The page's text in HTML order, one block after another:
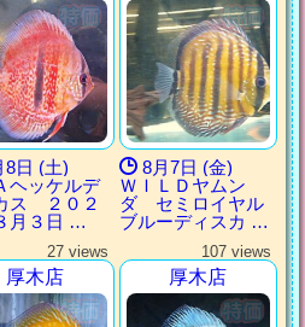
8日 (土)
ヘッケルデ
ス ２０２
月３日 …
8月7日 (金)
ＷＩＬＤヤムン
ダ セミロイヤル
ブルーディスカ …
27 views
厚木店
107 views
厚木店